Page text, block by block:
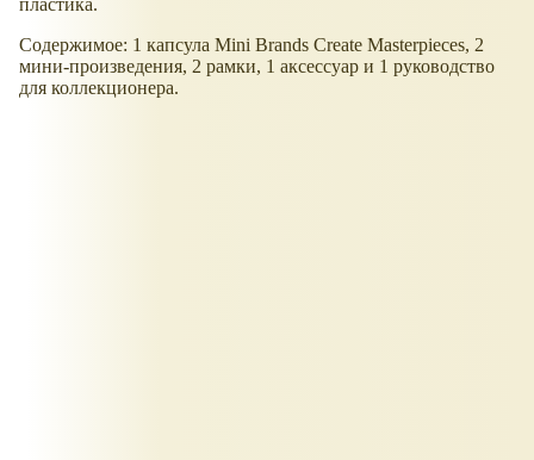
Содержимое: 1 капсула Mini Brands Create Masterpieces, 2
мини-произведения, 2 рамки, 1 аксессуар и 1 руководство
для коллекционера.